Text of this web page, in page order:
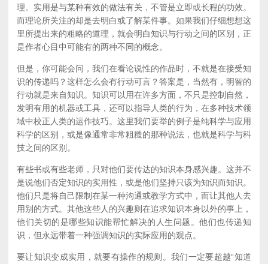
理。实用是与某种有效的做法有关，不管是立即或长程的功效。
而理论所关注的却是去明白或了解某件事。如果我们仔细想想这
里所提出来的粗略的道理，就会明白知识与行动之间的区别，正
是作者心目中可能有的两种不同的概念。
但是，你可能会问，我们在看论说性的作品时，不就是在接受知
识的传递吗？这样怎么会有行动可言？答案是，当然有，明智的
行动就是来自知识。知识可以用在许多方面，不只是控制自然，
发明有用的机器或工具，还可以指导人类的行为，在多种技术领
域中校正人类的运作技巧。这里我们要举的例子是纯科学与应用
科学的区别，或是像通常非常粗糙的那种说法，也就是科学与科
技之间的区别。
有些书或有些老师，只对他们要传达的知识本身感兴趣。这并不
是说他们否定知识的实用性，或是他们坚持只该为知识而知识。
他们只是将自己限制在某一种沟通或教学方式中，而让其他人去
用别的方式。其他这些人的兴趣则在追求知识本身以外的事上，
他们关切的是哪些知识能帮忙解决的人生问题。他们也传递知
识，但永远带着一种强调知识的实际应用的观点。
要让知识变成实用，就要有操作的规则。我们一定要超越“知道